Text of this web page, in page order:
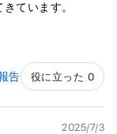
ています。
告 役に立った 0
2025/7/3